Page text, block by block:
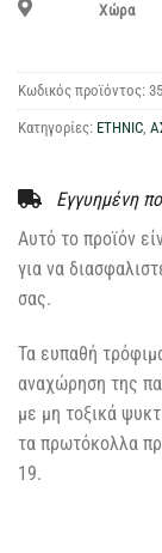
Χώρα
Κωδικός προϊόντος:
Κατηγορίες: ETHNIC,
Εγγυημένη
Αυτό το προϊόν
για να
σας.
Τα ευπαθή
αναχώρηση της
με μη τοξικά
τα πρωτόκολλα
19.